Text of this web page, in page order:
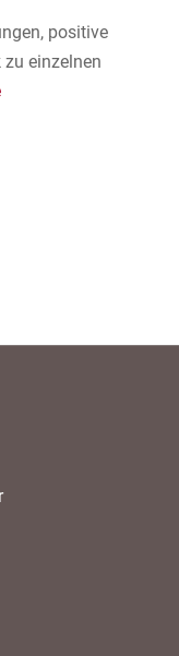
positive
zu einzelnen